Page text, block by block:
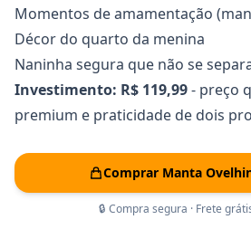
Momentos de amamentação
Décor do quarto da menina
Naninha segura que não se
Investimento: R$ 119,99- preço
premium e praticidade de dois
Comprar Manta
🔒 Compra segura · Frete